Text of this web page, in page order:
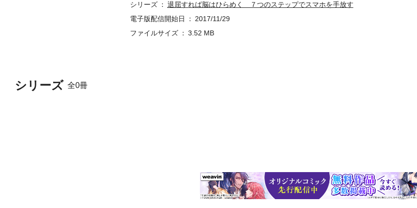
シリーズ 全0冊
シリーズ
退屈すれば脳はひらめく ７つのステップでスマホを手放す
電子版配信開始日
2017/11/29
ファイルサイズ
3.52 MB